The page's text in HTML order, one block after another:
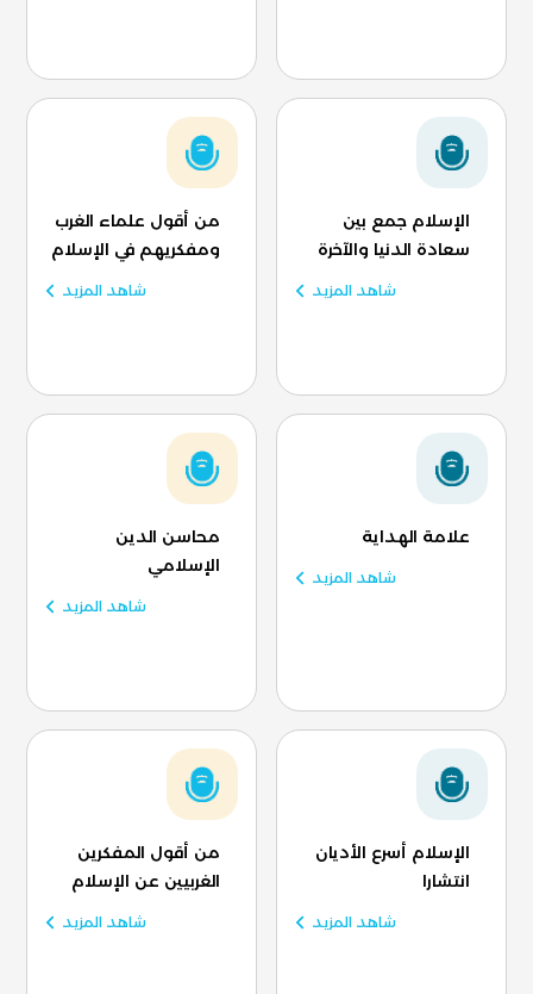
الإسلام جمع بين
سعادة الدنيا والآخرة
شاهد المزيد
من أقول علماء الغرب
ومفكريهم في الإسلام
شاهد المزيد
علامة الهداية
شاهد المزيد
محاسن الدين
الإسلامي
شاهد المزيد
الإسلام أسرع الأديان
انتشارا
شاهد المزيد
من أقول المفكرين
الغربيين عن الإسلام
شاهد المزيد